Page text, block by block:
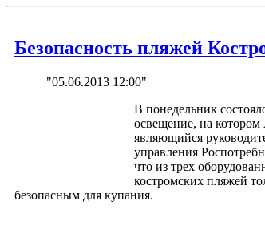
Безопасность пляжей
"05.06.2013 12:00"
В понедельник
освещение, на
являющийся
управления
что из трех
костромских пляжей
безопасным для купания.